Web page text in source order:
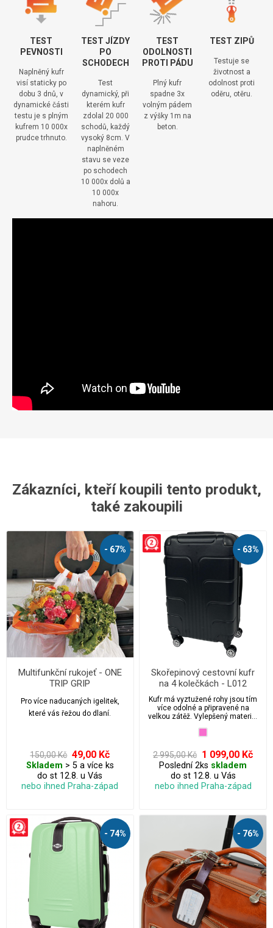
TEST
PEVNOSTI
Naplněný kufr
visí staticky po
dobu 3 dnů, v
dynamické části
testu je s plným
kufrem 10 000x
prudce trhnuto.
TEST JÍZDY
PO
SCHODECH
Test
dynamický, při
kterém kufr
zdolal 20 000
schodů, každý
vysoký 8cm. V
naplněném
stavu se veze
po schodech
10 000x dolů a
10 000x
nahoru.
TEST
ODOLNOSTI
PROTI PÁDU
Plný kufr
spadne 3x
volným pádem
z výšky 1m na
beton.
TEST ZIPŮ
Testuje se
životnost a
odolnost proti
oděru, otěru.
Zákazníci, kteří koupili tento produkt,
také zakoupili
- 67%
Multifunkční rukojeť - ONE
TRIP GRIP
Pro více naducaných igelitek,
které vás řežou do dlaní.
150,00 Kč 49,00 Kč
Skladem > 5 a více ks
do st 12.8. u Vás
nebo ihned Praha-západ
- 63%
Skořepinový cestovní kufr
na 4 kolečkách - L012
Kufr má vyztužené rohy jsou tím
více odolné a připravené na
velkou zátěž. Vylepšený materiál
přežije i v těch nejtěžších
podmínkách. Výhodná cena kufru
s možností kdykoliv zakoupit
levné náhradní díly.
2 995,00 Kč 1 099,00 Kč
Poslední 2ks skladem
do st 12.8. u Vás
nebo ihned Praha-západ
- 74% - 76%